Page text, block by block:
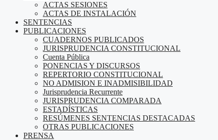
ACTAS SESIONES
ACTAS DE INSTALACIÓN
SENTENCIAS
PUBLICACIONES
CUADERNOS PUBLICADOS
JURISPRUDENCIA CONSTITUCIONAL
Cuenta Pública
PONENCIAS Y DISCURSOS
REPERTORIO CONSTITUCIONAL
NO ADMISION E INADMISIBILIDAD
Jurisprudencia Recurrente
JURISPRUDENCIA COMPARADA
ESTADÍSTICAS
RESÚMENES SENTENCIAS DESTACADAS
OTRAS PUBLICACIONES
PRENSA